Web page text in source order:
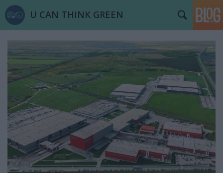
U CAN THINK GREEN